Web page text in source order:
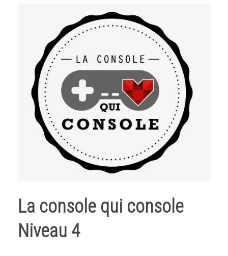
La console qui console
Niveau 4